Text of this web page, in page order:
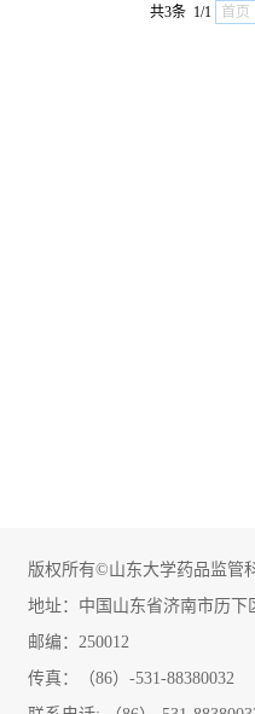
共3条 1/1 首页
版权所有©山东大学药品监管
地址：中国山东省济南市历下
邮编：250012
传真：（86）-531-88380032